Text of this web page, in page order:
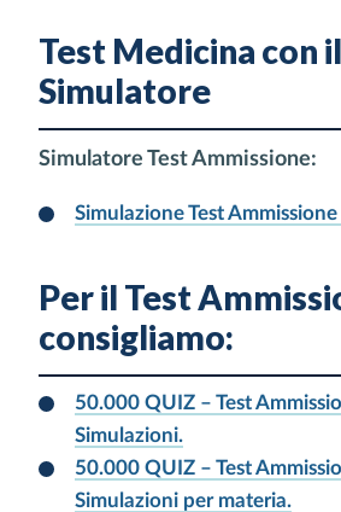
Test Medicina con
Simulatore
Simulatore Test Ammissione:
Simulazione Test
Per il Test
consigliamo:
50.000 QUIZ – Test
Simulazioni.
50.000 QUIZ – Test
Simulazioni per materia.